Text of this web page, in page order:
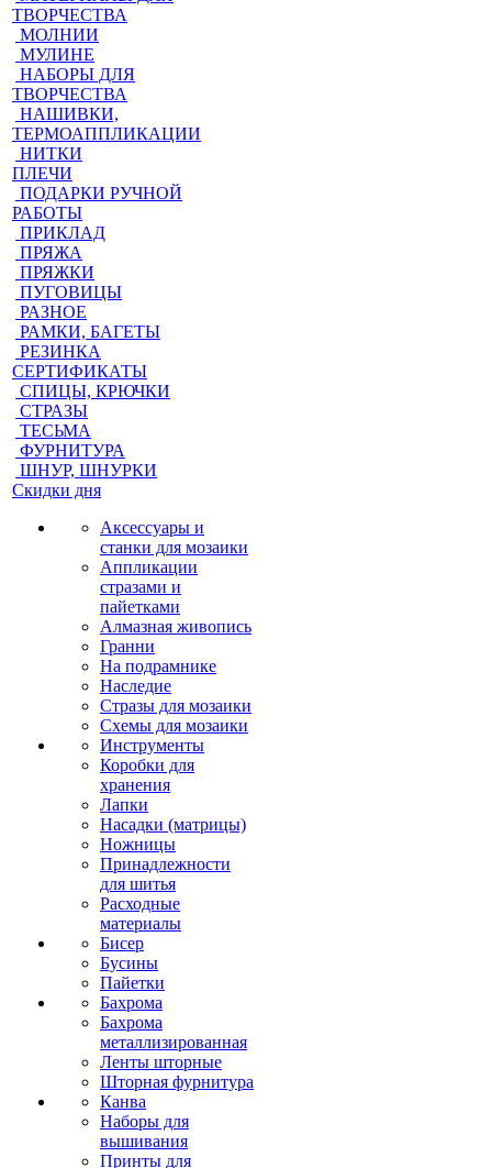
ТВОРЧЕСТВА
МОЛНИИ
МУЛИНЕ
НАБОРЫ ДЛЯ
ТВОРЧЕСТВА
НАШИВКИ,
ТЕРМОАППЛИКАЦИИ
НИТКИ
ПЛЕЧИ
ПОДАРКИ РУЧНОЙ
РАБОТЫ
ПРИКЛАД
ПРЯЖА
ПРЯЖКИ
ПУГОВИЦЫ
РАЗНОЕ
РАМКИ, БАГЕТЫ
РЕЗИНКА
СЕРТИФИКАТЫ
СПИЦЫ, КРЮЧКИ
СТРАЗЫ
ТЕСЬМА
ФУРНИТУРА
ШНУР, ШНУРКИ
Скидки дня
Аксессуары и
станки для мозаики
Аппликации
стразами и
пайетками
Алмазная живопись
Гранни
На подрамнике
Наследие
Стразы для мозаики
Схемы для мозаики
Инструменты
Коробки для
хранения
Лапки
Насадки (матрицы)
Ножницы
Принадлежности
для шитья
Расходные
материалы
Бисер
Бусины
Пайетки
Бахрома
Бахрома
металлизированная
Ленты шторные
Шторная фурнитура
Канва
Наборы для
вышивания
Принты для